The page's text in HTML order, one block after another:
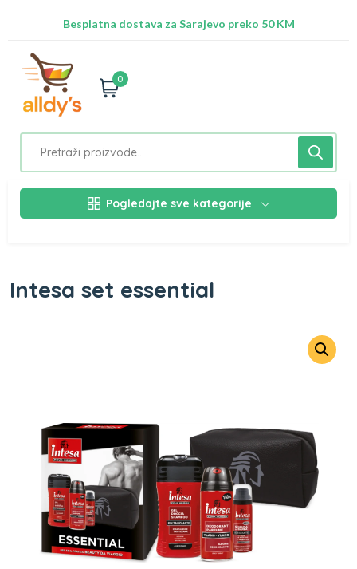
Besplatna dostava za Sarajevo preko 50 KM
0
Pogledajte sve kategorije
Intesa set essential